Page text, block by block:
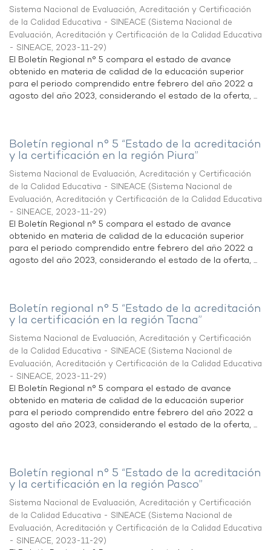
Sistema Nacional de Evaluación, Acreditación y Certificación
de la Calidad Educativa - SINEACE (Sistema Nacional de
Evaluación, Acreditación y Certificación de la Calidad Educativa
- SINEACE, 2023-11-29)
El Boletín Regional n° 5 compara el estado de avance
obtenido en materia de calidad de la educación superior
para el periodo comprendido entre febrero del año 2022 a
agosto del año 2023, considerando el estado de la oferta, ...
Boletín regional n° 5 “Estado de la acreditación
y la certificación en la región Piura”
Sistema Nacional de Evaluación, Acreditación y Certificación
de la Calidad Educativa - SINEACE (Sistema Nacional de
Evaluación, Acreditación y Certificación de la Calidad Educativa
- SINEACE, 2023-11-29)
El Boletín Regional n° 5 compara el estado de avance
obtenido en materia de calidad de la educación superior
para el periodo comprendido entre febrero del año 2022 a
agosto del año 2023, considerando el estado de la oferta, ...
Boletín regional n° 5 “Estado de la acreditación
y la certificación en la región Tacna”
Sistema Nacional de Evaluación, Acreditación y Certificación
de la Calidad Educativa - SINEACE (Sistema Nacional de
Evaluación, Acreditación y Certificación de la Calidad Educativa
- SINEACE, 2023-11-29)
El Boletín Regional n° 5 compara el estado de avance
obtenido en materia de calidad de la educación superior
para el periodo comprendido entre febrero del año 2022 a
agosto del año 2023, considerando el estado de la oferta, ...
Boletín regional n° 5 “Estado de la acreditación
y la certificación en la región Pasco”
Sistema Nacional de Evaluación, Acreditación y Certificación
de la Calidad Educativa - SINEACE (Sistema Nacional de
Evaluación, Acreditación y Certificación de la Calidad Educativa
- SINEACE, 2023-11-29)